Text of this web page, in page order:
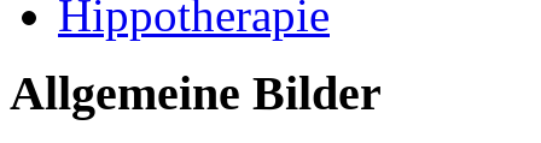
Hippotherapie
Allgemeine Bilder